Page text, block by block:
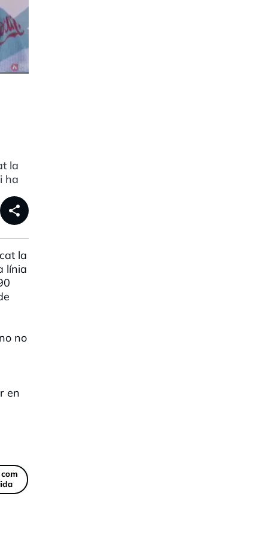
la
ha
share
la
línia
no
en